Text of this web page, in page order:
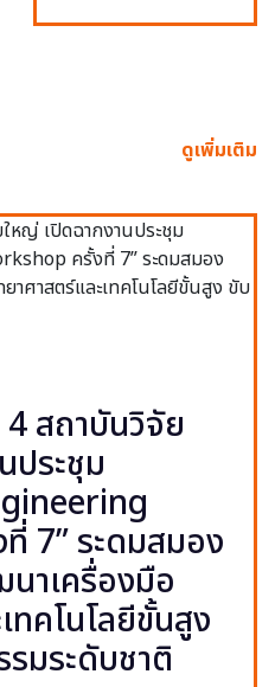
ดูเพิ่มเติม
สถาบันวิจัย
ประชุม
7” ระดมสมอง
าเครื่องมือ
ทคโนโลยีขั้นสูง
มระดับชาติ